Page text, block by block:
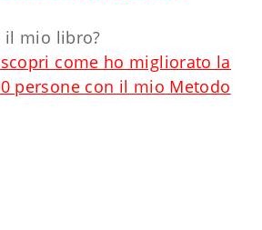
il mio libro?
come ho migliorato la
persone con il mio Metodo